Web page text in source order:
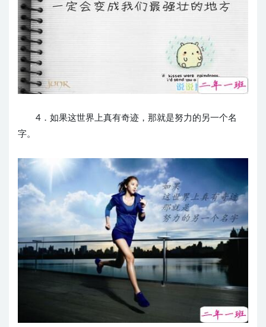
4．如果这世界上真有奇迹，那就是努力的另一个名
字。